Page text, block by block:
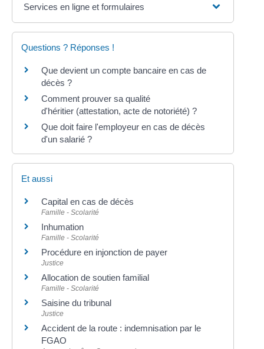
Services en ligne et formulaires
Questions ? Réponses !
Que devient un compte bancaire en cas de
décès ?
Comment prouver sa qualité
d'héritier (attestation, acte de notoriété) ?
Que doit faire l'employeur en cas de décès
d'un salarié ?
Et aussi
Capital en cas de décès
Famille - Scolarité
Inhumation
Famille - Scolarité
Procédure en injonction de payer
Justice
Allocation de soutien familial
Famille - Scolarité
Saisine du tribunal
Justice
Accident de la route : indemnisation par le
FGAO